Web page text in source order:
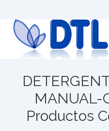
Quiénes somos
Catálogo
MANUAL-
Productos